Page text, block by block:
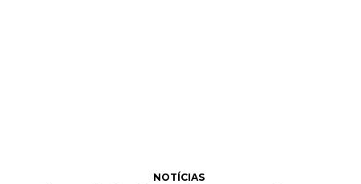
NOTÍCIAS